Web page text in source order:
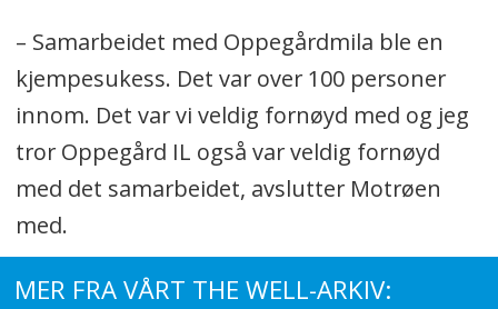
– Samarbeidet med Oppegårdmila ble en
kjempesukess. Det var over 100 personer
innom. Det var vi veldig fornøyd med og jeg
tror Oppegård IL også var veldig fornøyd
med det samarbeidet, avslutter Motrøen
med.
MER FRA VÅRT THE WELL-ARKIV: